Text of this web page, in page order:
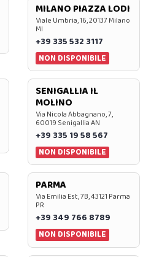
MILANO PIAZZA LODI
Viale Umbria, 16, 20137 Milano
MI
+39 335 532 3117
NON DISPONIBILE
SENIGALLIA IL
MOLINO
Via Nicola Abbagnano, 7,
60019 Senigallia AN
+39 335 19 58 567
NON DISPONIBILE
PARMA
Via Emilia Est, 7B, 43121 Parma
PR
+39 349 766 8789
NON DISPONIBILE